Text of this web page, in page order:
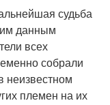
судьба
данным
всех
собрали
неизвестном
племен на их